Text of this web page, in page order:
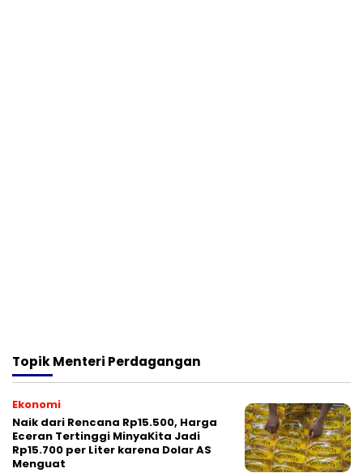
TopikMenteri Perdagangan
Ekonomi
Naik dari Rencana Rp15.500, Harga
Eceran Tertinggi MinyaKita Jadi
Rp15.700 per Liter karena Dolar AS
Menguat